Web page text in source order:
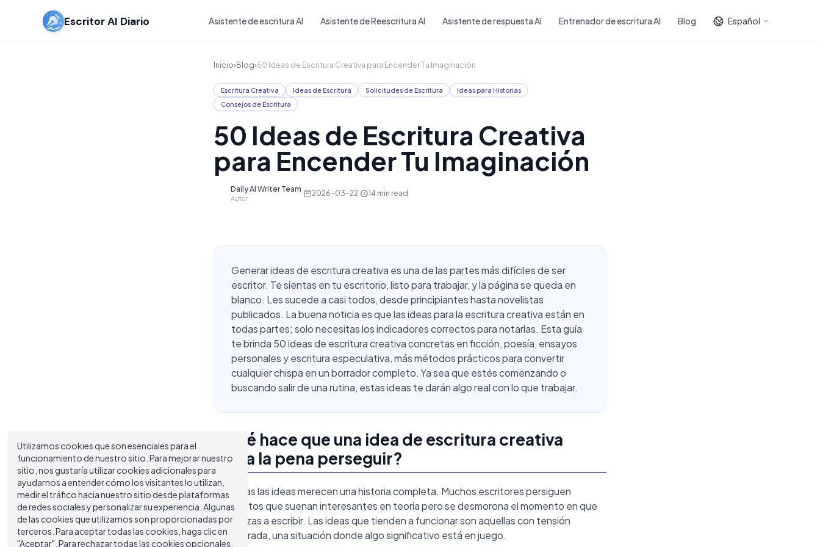
Escritor AI Diario Asistente de escritura AI Asistente de Reescritura AI Asistente de respuesta AI Entrenador de escritura AI Blog Español
Inicio›Blog›50 Ideas de Escritura Creativa para Encender Tu Imaginación
Escritura Creativa Ideas de Escritura Solicitudes de Escritura
Ideas para Historias
Consejos de Escritura
50 Ideas de Escritura Creativa
para Encender Tu Imaginación
Daily AI Writer Team
Autor
· 2026-03-22· 14 min read
Generar ideas de escritura creativa es una de las partes más difíciles de ser
escritor. Te sientas en tu escritorio, listo para trabajar, y la página se queda en
blanco. Les sucede a casi todos, desde principiantes hasta novelistas
publicados. La buena noticia es que las ideas para la escritura creativa están en
todas partes; solo necesitas los indicadores correctos para notarlas. Esta guía
te brinda 50 ideas de escritura creativa concretas en ficción, poesía, ensayos
personales y escritura especulativa, más métodos prácticos para convertir
cualquier chispa en un borrador completo. Ya sea que estés comenzando o
buscando salir de una rutina, estas ideas te darán algo real con lo que trabajar.
¿Qué hace que una idea de escritura creativa
valga la pena perseguir?
No todas las ideas merecen una historia completa. Muchos escritores persiguen
conceptos que suenan interesantes en teoría pero se desmorona el momento en que
comienzas a escribir. Las ideas que tienden a funcionar son aquellas con tensión
incorporada, una situación donde algo significativo está en juego.
Utilizamos cookies que son esenciales para el
funcionamiento de nuestro sitio. Para mejorar nuestro
sitio, nos gustaría utilizar cookies adicionales para
ayudarnos a entender cómo los visitantes lo utilizan,
medir el tráfico hacia nuestro sitio desde plataformas
de redes sociales y personalizar su experiencia. Algunas
de las cookies que utilizamos son proporcionadas por
terceros. Para aceptar todas las cookies, haga clic en
"Aceptar". Para rechazar todas las cookies opcionales,